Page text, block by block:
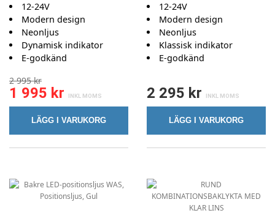
12-24V
Modern design
Neonljus
Dynamisk indikator
E-godkänd
2 995 kr
1 995 kr
LÄGG I VARUKORG
12-24V
Modern design
Neonljus
Klassisk indikator
E-godkänd
2 295 kr
LÄGG I VARUKORG